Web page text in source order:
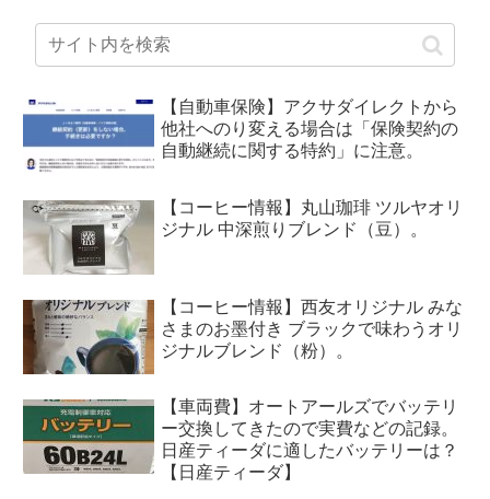
【自動車保険】アクサダイレクトから
他社へのり変える場合は「保険契約の
自動継続に関する特約」に注意。
【コーヒー情報】丸山珈琲 ツルヤオリ
ジナル 中深煎りブレンド（豆）。
【コーヒー情報】西友オリジナル みな
さまのお墨付き ブラックで味わうオリ
ジナルブレンド（粉）。
【車両費】オートアールズでバッテリ
ー交換してきたので実費などの記録。
日産ティーダに適したバッテリーは？
【日産ティーダ】